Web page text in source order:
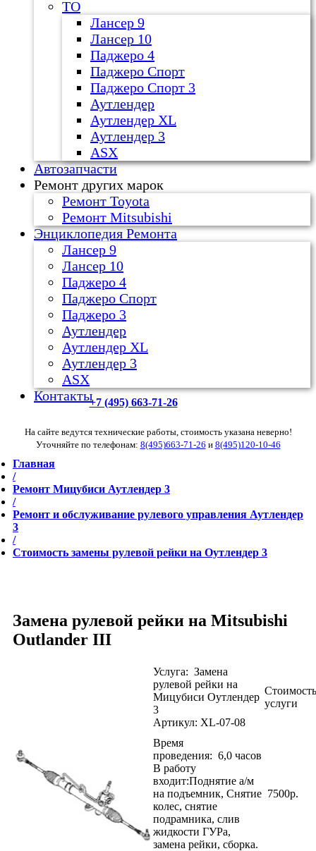
ТО
Лансер 9
Лансер 10
Паджеро 4
Паджеро Спорт
Паджеро Спорт 3
Аутлендер
Аутлендер ХL
Аутлендер 3
ASX
Автозапчасти
Ремонт других марок
Ремонт Toyota
Ремонт Mitsubishi
Энциклопедия Ремонта
Лансер 9
Лансер 10
Паджеро 4
Паджеро Спорт
Паджеро 3
Аутлендер
Аутлендер ХL
Аутлендер 3
ASX
Контакты+7 (495) 663-71-26
На сайте ведутся технические работы, стоимость указана неверно!
Уточняйте по телефонам: 8(495)663-71-26 и 8(495)120-10-46
Главная
/
Ремонт Мицубиси Аутлендер 3
/
Ремонт и обслуживание рулевого управления Аутлендер
3
/
Стоимость замены рулевой рейки на Оутлендер 3
Замена рулевой рейки на Mitsubishi
Outlander III
Услуга: Замена
рулевой рейки на
Мицубиси Оутлендер
3
Артикул: XL-07-08
Стоимость
услуги
Время
проведения: 6,0 часов
В работу
входит:Поднятие а/м
на подъемник, Снятие
колес, снятие
подрамника, слив
жидкости ГУРа,
замена рейки, сборка.
7500р.